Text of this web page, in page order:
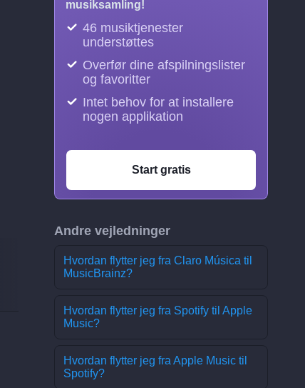
musiksamling!
46 musiktjenester
understøttes
Overfør dine afspilningslister
og favoritter
Intet behov for at installere
nogen applikation
Start gratis
Andre vejledninger
Hvordan flytter jeg fra Claro Música til
MusicBrainz?
Hvordan flytter jeg fra Spotify til Apple
Music?
Hvordan flytter jeg fra Apple Music til
Spotify?